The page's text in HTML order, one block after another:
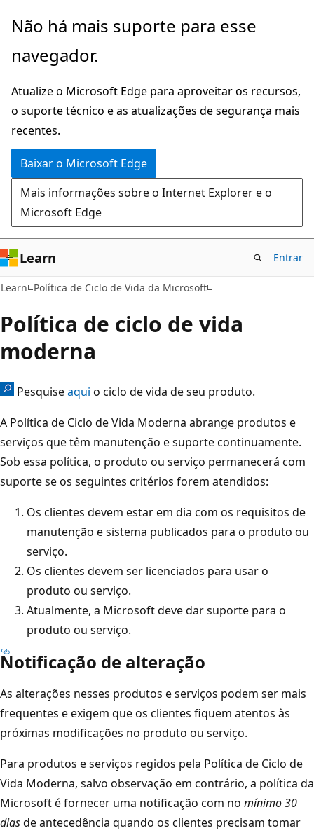
Pular
o
principal
Não há mais suporte para esse
navegador.
Atualize o Microsoft Edge para aproveitar os recursos,
o suporte técnico e as atualizações de segurança mais
recentes.
Baixar o Microsoft Edge
Mais informações sobre o Internet Explorer e o
Microsoft Edge
Learn Entrar
Learn Política de Ciclo de Vida da Microsoft
Política de ciclo de vida
moderna
Pesquiseaqui o ciclo de vida de seu produto.
A Política de Ciclo de Vida Moderna abrange produtos e
serviços que têm manutenção e suporte continuamente.
Sob essa política, o produto ou serviço permanecerá com
suporte se os seguintes critérios forem atendidos:
Os clientes devem estar em dia com os requisitos de
manutenção e sistema publicados para o produto ou
serviço.
Os clientes devem ser licenciados para usar o
produto ou serviço.
Atualmente, a Microsoft deve dar suporte para o
produto ou serviço.
Notificação de alteração
As alterações nesses produtos e serviços podem ser mais
frequentes e exigem que os clientes fiquem atentos às
próximas modificações no produto ou serviço.
Para produtos e serviços regidos pela Política de Ciclo de
Vida Moderna, salvo observação em contrário, a política da
Microsoft é fornecer uma notificação com no mínimo 30
diasde antecedência quando os clientes precisam tomar